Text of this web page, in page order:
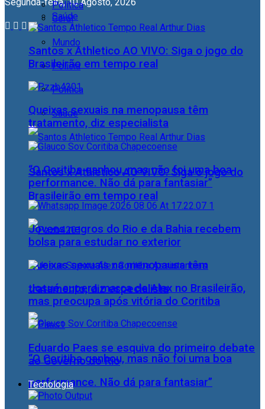
Geral
Mundo
Polícia
Política
Saúde
Santos x Athletico AO VIVO: Siga o jogo do
Brasileirão em tempo real
Queixas sexuais na menopausa têm
tratamento, diz especialista
“O Coritiba ganhou, mas não foi uma boa
performance. Não dá para fantasiar”
Política
Saúde
Santos x Athletico AO VIVO: Siga o jogo do
Brasileirão em tempo real
Queixas sexuais na menopausa têm
tratamento, diz especialista
“O Coritiba ganhou, mas não foi uma boa
performance. Não dá para fantasiar”
Jovens negros do Rio e da Bahia recebem
bolsa para estudar no exterior
Josué supera marca de Alex no Brasileirão,
mas preocupa após vitória do Coritiba
Eduardo Paes se esquiva do primeiro debate
ao Governo do Rio
Tecnologia